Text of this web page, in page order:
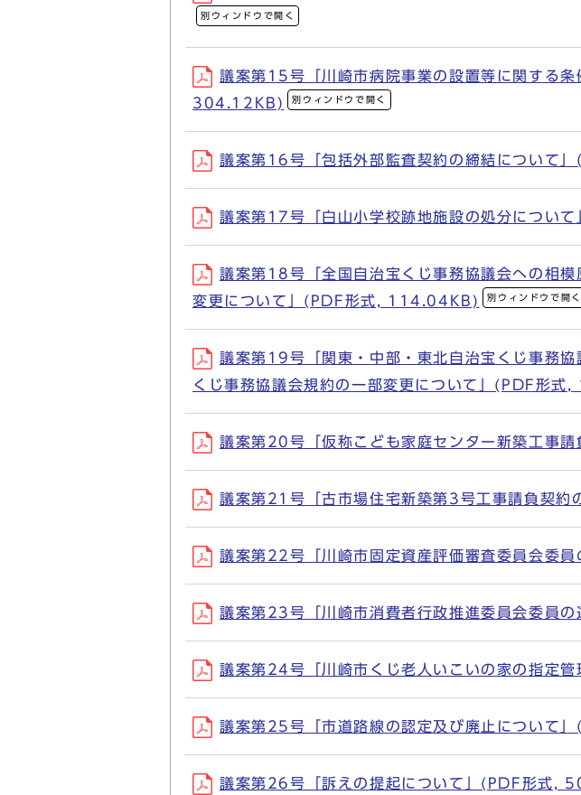
別ウィンドウで開く
議案第15号「川崎市病院事業の設置等に関する
304.12KB)
別ウィンドウで開く
議案第16号「包括外部監査契約の締結について
議案第17号「白山小学校跡地施設の処分につい
議案第18号「全国自治宝くじ事務協議会への相
変更について」(PDF形式, 114.04KB)
別ウィンドウで開く
議案第19号「関東・中部・東北自治宝くじ事務
くじ事務協議会規約の一部変更について」(PDF形
議案第20号「仮称こども家庭センター新築工事
議案第21号「古市場住宅新築第3号工事請負契
議案第22号「川崎市固定資産評価審査委員会委
議案第23号「川崎市消費者行政推進委員会委員
議案第24号「川崎市くじ老人いこいの家の指定
議案第25号「市道路線の認定及び廃止について
議案第26号「訴えの提起について」(PDF形式,